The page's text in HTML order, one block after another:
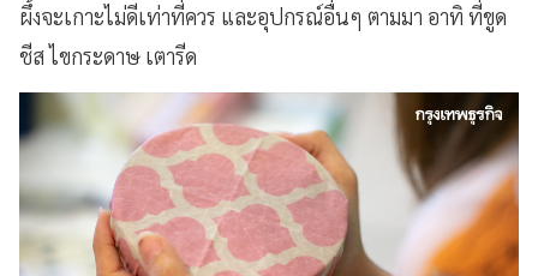
ผึ้งจะเกาะไม่ดีเท่าที่ควร และอุปกรณ์อื่นๆ ตามมา อาทิ ที่ขูด
ชีส ไขกระดาษ เตารีด